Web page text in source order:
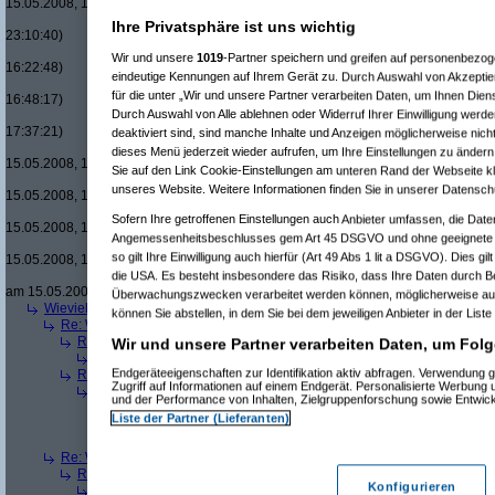
15.05.2008, 18:08:08)
Re(15): Men in Black um £12.33
23:10:40)
Re(16): Men in Black um
16:22:48)
Re(17): Men in Black um
16:48:17)
Re(18): Men in Black
17:37:21)
Re(19): Men in Black
15.05.2008, 17:43:00)
Re(20): Men in
15.05.2008, 17:46:13)
Re(21): Men in
15.05.2008, 17:49:46)
Re(22): Men
15.05.2008, 18:07:18)
Re(23):
am 15.05.2008, 18:13:17)
Wieviele blus/hd-dvds habt ihr schon?( bröslam 15.05.2008, 18:06:08)
Re: Wieviele blus/hd-dvds habt ihr schon?
ducduc
Re(2): Wieviele blus/hd-dvds habt ihr schon?(bröslam 15.05.2008,
am
Re(2): Wieviele blus/hd-dvds habt ihr schon?(hackenbusham
Re(3): Wieviele blus/hd-dvds habt ihr schon?(ducducam
Re(4): Wieviele blus/hd-dvds habt ihr schon?(hackenbusham
Re(5): Wieviele blus/hd-dvds habt ihr schon?
Re: Wieviele blus/hd-dvds habt ihr schon?
Re(2): Wieviele blus/hd-dvds habt ihr schon?
("without"am
Ihre Privatsphäre ist uns wichtig
Wir und unsere 1019-Partner speichern und greifen auf
eindeutige Kennungen auf Ihrem Gerät zu. Durch Auswahl von
für die unter „Wir und unsere Partner verarbeiten Daten, um Ihnen
Durch Auswahl von Alle ablehnen oder Widerruf Ihrer Einwilligung
deaktiviert sind, sind manche Inhalte und Anzeigen möglicherweise
dieses Menü jederzeit wieder aufrufen, um Ihre Einstellungen zu
Sie auf den Link Cookie-Einstellungen am unteren Rand der Webseite
unseres Website. Weitere Informationen finden Sie in unserer
Sofern Ihre getroffenen Einstellungen auch Anbieter umfassen, die
Angemessenheitsbeschlusses gem Art 45 DSGVO und ohne
so gilt Ihre Einwilligung auch hierfür (Art 49 Abs 1 lit a DSGVO). Dies
die USA. Es besteht insbesondere das Risiko, dass Ihre Daten durch
Überwachungszwecken verarbeitet werden können, möglicherweise
können Sie abstellen, in dem Sie bei dem jeweiligen Anbieter in der
Wir und unsere Partner verarbeiten Daten, um
Endgeräteeigenschaften zur Identifikation aktiv abfragen. Verwendung
Zugriff auf Informationen auf einem Endgerät. Personalisierte Werbung
und der Performance von Inhalten, Zielgruppenforschung sowie
Liste der Partner (Lieferanten)
Konfigurieren